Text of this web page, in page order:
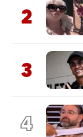
2
3
4